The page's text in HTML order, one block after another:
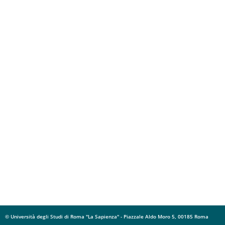
© Università degli Studi di Roma "La Sapienza" - Piazzale Aldo Moro 5, 00185 Roma